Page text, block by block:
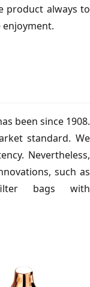
product always to
been since 1908.
standard. We
Nevertheless,
such as
bags with